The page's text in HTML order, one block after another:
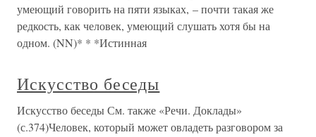
умеющий говорить на пяти языках, – почти такая же
редкость, как человек, умеющий слушать хотя бы на
одном. (NN)* * *Истинная
Искусство беседы
Искусство беседы См. также «Речи. Доклады»
(с.374)Человек, который может овладеть разговором за